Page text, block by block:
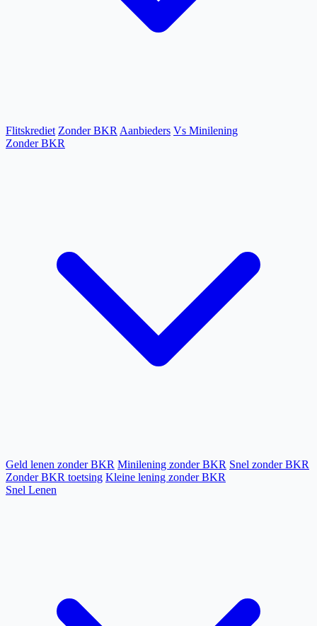
Flitskrediet Zonder BKR Aanbieders Vs Minilening
Zonder BKR
Geld lenen zonder BKR Minilening zonder BKR Snel zonder BKR
Zonder BKR toetsing Kleine lening zonder BKR
Snel Lenen